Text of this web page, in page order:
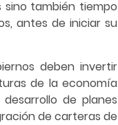
también tiempo
antes de iniciar su
deben invertir
de la economía
de planes
de carteras de